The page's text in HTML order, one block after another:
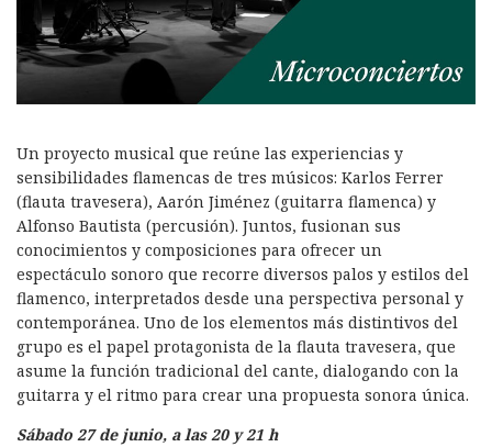
Un proyecto musical que reúne las experiencias y
sensibilidades flamencas de tres músicos: Karlos Ferrer
(flauta travesera), Aarón Jiménez (guitarra flamenca) y
Alfonso Bautista (percusión). Juntos, fusionan sus
conocimientos y composiciones para ofrecer un
espectáculo sonoro que recorre diversos palos y estilos del
flamenco, interpretados desde una perspectiva personal y
contemporánea. Uno de los elementos más distintivos del
grupo es el papel protagonista de la flauta travesera, que
asume la función tradicional del cante, dialogando con la
guitarra y el ritmo para crear una propuesta sonora única.
Sábado 27 de junio, a las 20 y 21 h